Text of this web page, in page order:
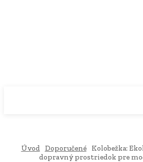
Úvod Doporučené
Kolobežka:
dopravný prostriedok pre